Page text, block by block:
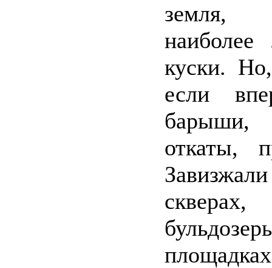
земля,
куски.
если
откаты,